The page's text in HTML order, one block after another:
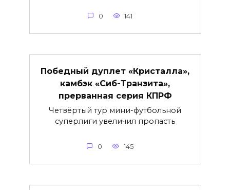
0 141
Победный дуплет «Кристалла»,
камбэк «Сиб-Транзита»,
прерванная серия КПРФ
Четвёртый тур мини-футбольной
суперлиги увеличил пропасть
0 145